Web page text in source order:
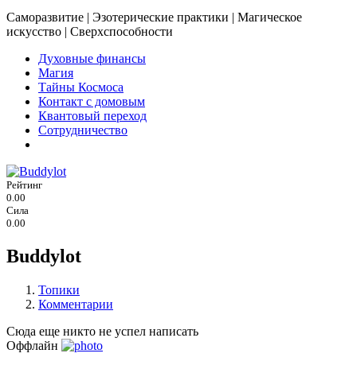
Саморазвитие | Эзотерические практики | Магическое
искусство | Сверхспособности
Духовные финансы
Магия
Тайны Космоса
Контакт с домовым
Квантовый переход
Сотрудничество
Рейтинг
0.00
Сила
0.00
Buddylot
Топики
Комментарии
Сюда еще никто не успел написать
Оффлайн